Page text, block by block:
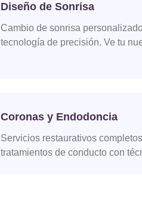
Diseño de Sonrisa
Cambio de sonrisa
tecnología de precisión. Ve tu
Coronas y Endodoncia
Servicios restaurativos
tratamientos de conducto con